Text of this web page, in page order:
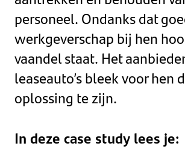
personeel. Ondanks dat
werkgeverschap bij hen
vaandel staat. Het
leaseauto’s bleek voor hen
oplossing te zijn.
In deze case study lees je: